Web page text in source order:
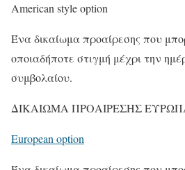
American style option
Ένα δικαίωμα προαίρεσης που
οποιαδήποτε στιγμή μέχρι την
συμβολαίου.
ΔΙΚΑΙΩΜΑ ΠΡΟΑΙΡΕΣΗΣ
European option